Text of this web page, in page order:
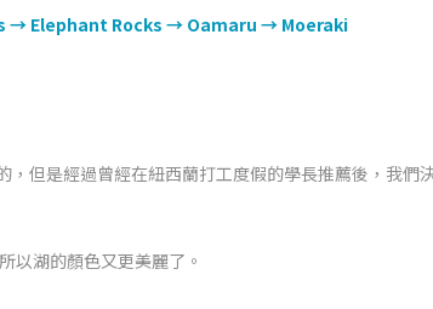
→ Elephant Rocks → Oamaru → Moeraki
但是經過曾經在紐西蘭打工度假的學長推薦後，我們
以湖的顏色又更美麗了。